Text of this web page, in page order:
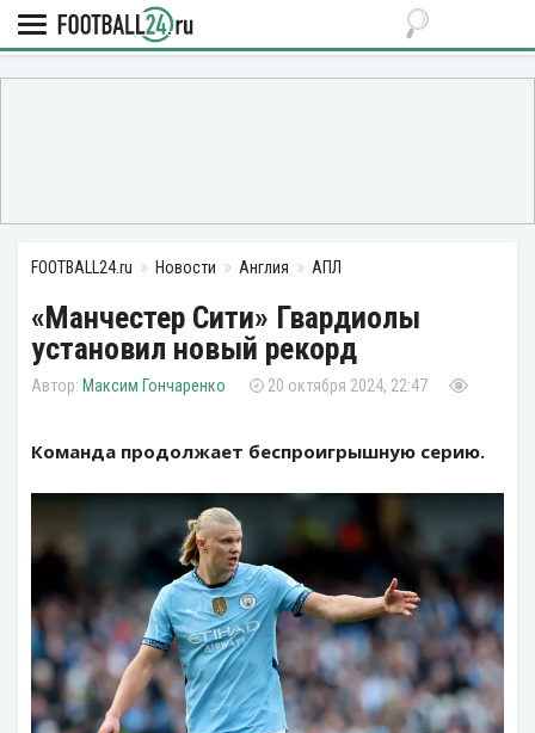
FOOTBALL24.ru Новости Англия АПЛ
«Манчестер Сити» Гвардиолы
установил новый рекорд
Максим Гончаренко 20 октября 2024, 22:47
Команда продолжает беспроигрышную серию.